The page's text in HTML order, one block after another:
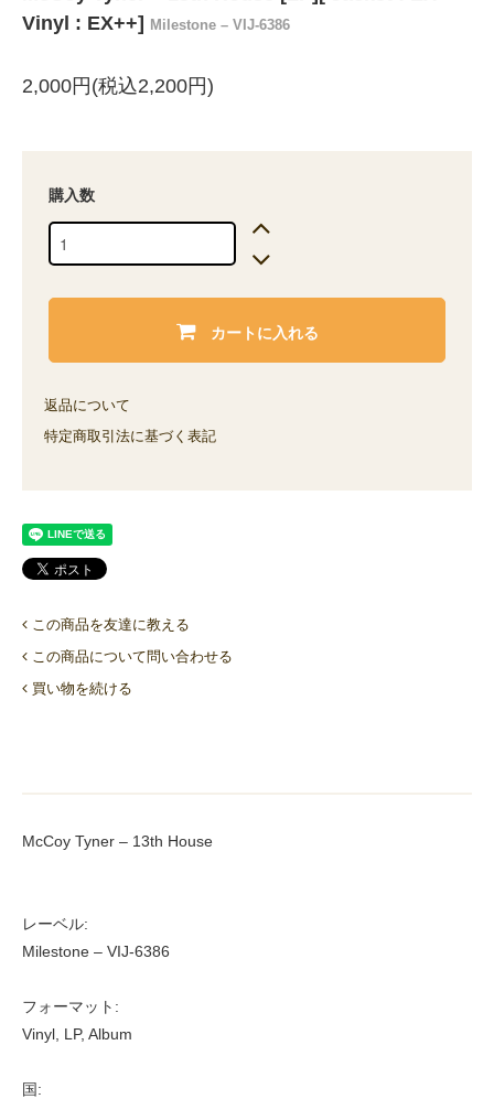
Vinyl : EX++]
Milestone ‎– VIJ-6386
2,000円(税込2,200円)
購入数
カートに入れる
返品について
特定商取引法に基づく表記
この商品を友達に教える
この商品について問い合わせる
買い物を続ける
McCoy Tyner ‎– 13th House
レーベル:
Milestone ‎– VIJ-6386
フォーマット:
Vinyl, LP, Album
国: